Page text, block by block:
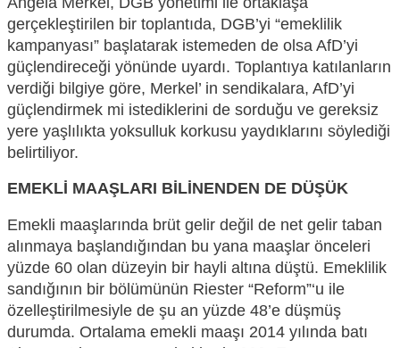
gerçekleştirilen bir toplantıda, DGB’yi “emeklilik
kampanyası” başlatarak istemeden de olsa AfD’yi
güçlendireceği yönünde uyardı. Toplantıya katılanların
verdiği bilgiye göre, Merkel ’ in sendikalara, AfD’yi
güçlendirmek mi istediklerini de sorduğu ve gereksiz
yere yaşlılıkta yoksulluk korkusu yaydıklarını söylediği
belirtiliyor.
EMEKLİ MAAŞLARI BİLİNENDEN DE DÜŞÜK
Emekli maaşlarında brüt gelir değil de net gelir taban
alınmaya başlandığından bu yana maaşlar önceleri
yüzde 60 olan düzeyin bir hayli altına düştü. Emeklilik
sandığının bir bölümünün Riester “Reform”‘u ile
özelleştirilmesiyle de şu an yüzde 48’e düşmüş
durumda. Ortalama emekli maaşı 2014 yılında batı